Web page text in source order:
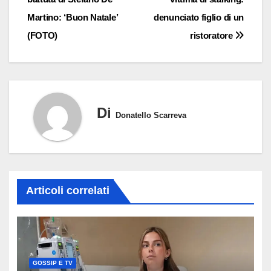
denunciato figlio di un
ristoratore
Martino: ‘Buon Natale’
(FOTO)
Di Donatello Scarreva
Articoli correlati
GOSSIP E TV